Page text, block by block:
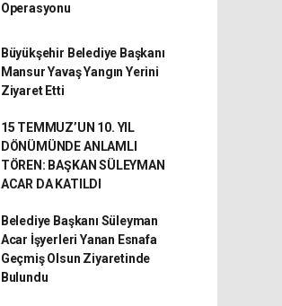
Operasyonu
Büyükşehir Belediye Başkanı
Mansur Yavaş Yangın Yerini
Ziyaret Etti
15 TEMMUZ’UN 10. YIL
DÖNÜMÜNDE ANLAMLI
TÖREN: BAŞKAN SÜLEYMAN
ACAR DA KATILDI
Belediye Başkanı Süleyman
Acar İşyerleri Yanan Esnafa
Geçmiş Olsun Ziyaretinde
Bulundu